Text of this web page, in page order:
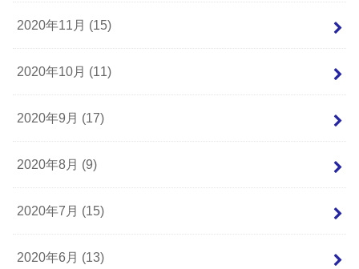
2020年11月 (15)
2020年10月 (11)
2020年9月 (17)
2020年8月 (9)
2020年7月 (15)
2020年6月 (13)